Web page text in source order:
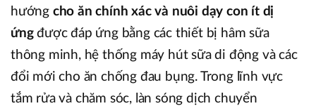
hướng cho ăn chính xác và nuôi dạy con ít dị
ứngđược đáp ứng bằng các thiết bị hâm sữa
thông minh, hệ thống máy hút sữa di động và các
đổi mới cho ăn chống đau bụng. Trong lĩnh vực
tắm rửa và chăm sóc, làn sóng dịch chuyển